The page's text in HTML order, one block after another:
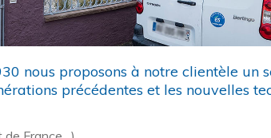
nous proposons à notre clientèle un
précédentes et les nouvelles